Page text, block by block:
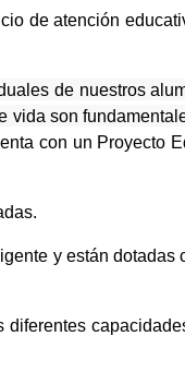
de atención
de nuestros
vida son
con un Proyecto
y están dotadas